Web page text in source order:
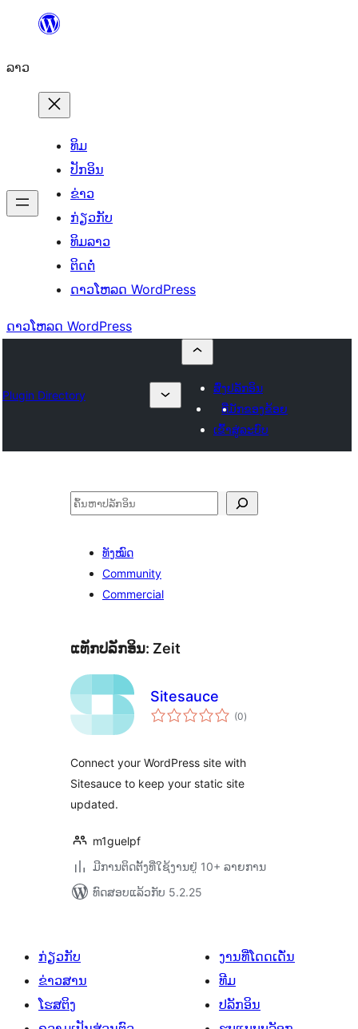
ທີ່
ເນື້ອຫາ
ລາວ
ທິມ
ປັກອິນ
ຂ່າວ
ກ່ຽວກັບ
ທິມລາວ
ຕິດຕໍ່
ດາວໂຫລດ WordPress
ດາວໂຫລດ WordPress
Plugin Directory
ສົ່ງປລັກອິນ
ທີ່ມັກຂອງຂ້ອຍ
ເຂົ້າສູ່ລະບົບ
ຄົ້ນຫາ
ທັງໝົດ
Community
Commercial
ແທັກປລັກອິນ: Zeit
Sitesauce
(0ຄະແນນ
ທັງໝົດ
)
Connect your WordPress site with
Sitesauce to keep your static site
updated.
m1guelpf
ມີການຕິດຕັ້ງທີ່ໃຊ້ງານຢູ່ 10+ ລາຍການ
ທົດສອບແລ້ວກັບ 5.2.25
ກ່ຽວກັບ
ຂ່າວສານ
ໂຮສຕິງ
ງານທີ່ໂດດເດັ່ນ
ທີມ
ປລັກອິນ